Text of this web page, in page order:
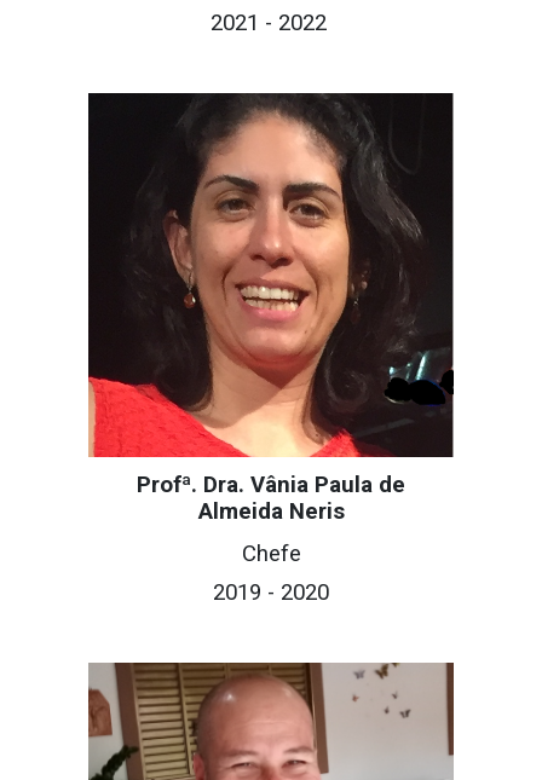
2021 - 2022
Profª. Dra. Vânia Paula de
Almeida Neris
Chefe
2019 - 2020